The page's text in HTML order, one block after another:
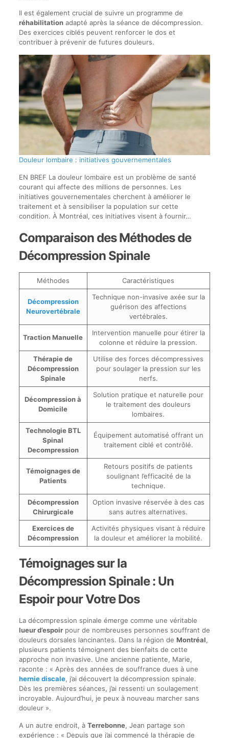
Il est également crucial de suivre un programme de
réhabilitationadapté après la séance de décompression.
Des exercices ciblés peuvent renforcer le dos et
contribuer à prévenir de futures douleurs.
Douleur lombaire : initiatives gouvernementales
EN BREF La douleur lombaire est un problème de santé
courant qui affecte des millions de personnes. Les
initiatives gouvernementales cherchent à améliorer le
traitement et à sensibiliser la population sur cette
condition. À Montréal, ces initiatives visent à fournir…
Comparaison des Méthodes de
Décompression Spinale
Méthodes Caractéristiques
Décompression
Neurovertébrale
Technique non-invasive axée sur la
guérison des affections
vertébrales.
Traction Manuelle
Intervention manuelle pour étirer la
colonne et réduire la pression.
Thérapie de
Décompression
Spinale
Utilise des forces décompressives
pour soulager la pression sur les
nerfs.
Décompression à
Domicile
Solution pratique et naturelle pour
le traitement des douleurs
lombaires.
Technologie BTL
Spinal
Decompression
Équipement automatisé offrant un
traitement ciblé et contrôlé.
Témoignages de
Patients
Retours positifs de patients
soulignant l’efficacité de la
technique.
Décompression
Chirurgicale
Option invasive réservée à des cas
sans autres alternatives.
Exercices de
Décompression
Activités physiques visant à réduire
la douleur et améliorer la mobilité.
Témoignages sur la
Décompression Spinale : Un
Espoir pour Votre Dos
La décompression spinale émerge comme une véritable
lueur d’espoirpour de nombreuses personnes souffrant de
douleurs dorsales lancinantes. Dans la région de Montréal,
plusieurs patients témoignent des bienfaits de cette
approche non invasive. Une ancienne patiente, Marie,
raconte : « Après des années de souffrance dues à une
hernie discale, j’ai découvert la décompression spinale.
Dès les premières séances, j’ai ressenti un soulagement
incroyable. Aujourd’hui, je peux à nouveau marcher sans
douleur ».
A un autre endroit, à Terrebonne, Jean partage son
expérience : « Depuis que j’ai commencé la thérapie de